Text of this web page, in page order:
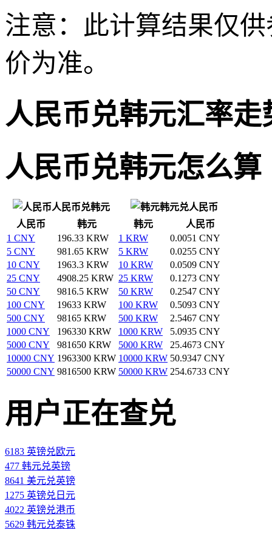
注意：此计算结果仅
价为准。
人民币兑韩元汇率走
人民币兑韩元怎么算
人民币兑韩元
韩元兑人民币
人民币
韩元 韩元
人民币
1 CNY
196.33 KRW 1 KRW
0.0051 CNY
5 CNY
981.65 KRW 5 KRW
0.0255 CNY
10 CNY
1963.3 KRW 10 KRW
0.0509 CNY
25 CNY
4908.25 KRW 25 KRW
0.1273 CNY
50 CNY
9816.5 KRW 50 KRW
0.2547 CNY
100 CNY
19633 KRW 100 KRW
0.5093 CNY
500 CNY
98165 KRW 500 KRW
2.5467 CNY
1000 CNY
196330 KRW 1000 KRW
5.0935 CNY
5000 CNY
981650 KRW 5000 KRW
25.4673 CNY
10000 CNY 1963300 KRW 10000 KRW 50.9347 CNY
50000 CNY 9816500 KRW 50000 KRW 254.6733 CNY
用户正在查兑
6183 英镑兑欧元
477 韩元兑英镑
8641 美元兑英镑
1275 英镑兑日元
4022 英镑兑港币
5629 韩元兑泰铢